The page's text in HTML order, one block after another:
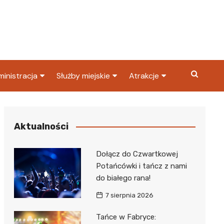
Skarbowy
Służby miejskie
Policja
Atrakcje
Aktualności
Dołącz do Czwartkowej
Potańcówki i tańcz z nami
do białego rana!
7 sierpnia 2026
Tańce w Fabryce: